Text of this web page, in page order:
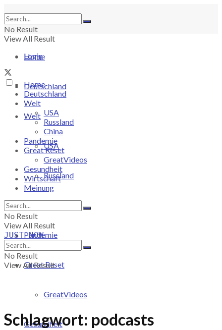
No Result
View All Result
Login
Home
Deutschland
Welt
USA
Russland
Pandemie
Great Reset
GreatVideos
Gesundheit
Home
Deutschland
Welt
USA
Russland
China
Pandemie
Great Reset
GreatVideos
Gesundheit
Wirtschaft
Meinung
No Result
View All Result
JUST-NOW
No Result
View All Result
Schlagwort: podcasts